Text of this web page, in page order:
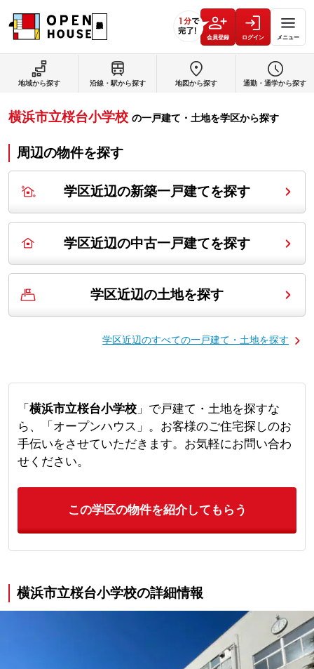
会員登録 ログイン メニュー
地域から探す 沿線・駅から探す 地図から探す 通勤・通学から探す
横浜市立桜台小学校 の一戸建て・土地を学区から探す
周辺の物件を探す
学区近辺の新築一戸建てを探す
学区近辺の中古一戸建てを探す
学区近辺の土地を探す
学区近辺のすべての一戸建て・土地を探す
「 横浜市立桜台小学校」で戸建て・土地を探すな
ら、「オープンハウス」。お客様のご住宅探しのお
手伝いをさせていただきます。お気軽にお問い合わ
せください。
この学区の物件を紹介してもらう
横浜市立桜台小学校の詳細情報